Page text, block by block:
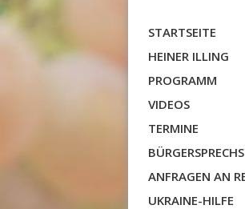
STARTSEITE
HEINER ILLING
PROGRAMM
VIDEOS
TERMINE
ANFRAGEN AN
UKRAINE-HILFE